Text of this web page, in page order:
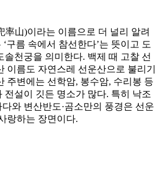
率山)이라는 이름으로 더 널리 알려
구름 속에서 참선한다’는 뜻이고 도
솔천궁을 의미한다. 백제 때 고찰 선
이름도 자연스레 선운산으로 불리기
주변에는 선학암, 봉수암, 수리봉 등
전설이 깃든 명소가 많다. 특히 낙조
와 변산반도·곰소만의 풍경은 선운
랑하는 장면이다.